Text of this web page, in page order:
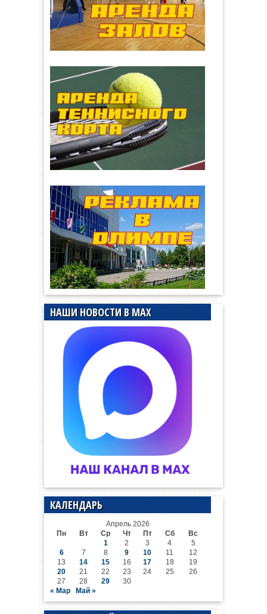
НАШИ НОВОСТИ В MAX
КАЛЕНДАРЬ
Апрель 2026
Пн
Вт Ср Чт Пт Сб
Вс
1
2 3 4
5
6
7 8 9 10 11
12
13
14 15 16 17 18
19
20
21 22 23 24 25
26
27
28 29
30
« Мар
Май »